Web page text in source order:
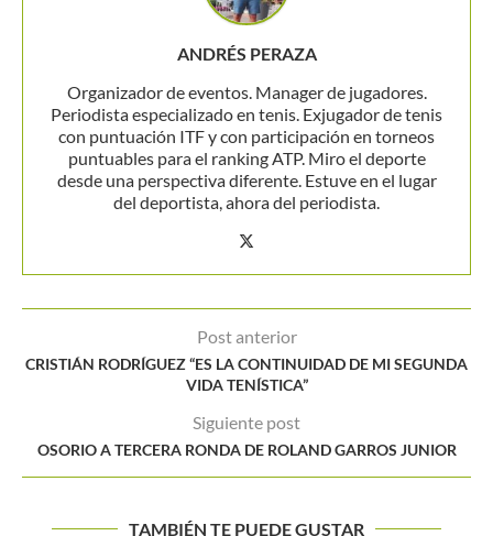
ANDRÉS PERAZA
Organizador de eventos. Manager de jugadores.
Periodista especializado en tenis. Exjugador de tenis
con puntuación ITF y con participación en torneos
puntuables para el ranking ATP. Miro el deporte
desde una perspectiva diferente. Estuve en el lugar
del deportista, ahora del periodista.
Post anterior
CRISTIÁN RODRÍGUEZ “ES LA CONTINUIDAD DE MI SEGUNDA
VIDA TENÍSTICA”
Siguiente post
OSORIO A TERCERA RONDA DE ROLAND GARROS JUNIOR
TAMBIÉN TE PUEDE GUSTAR